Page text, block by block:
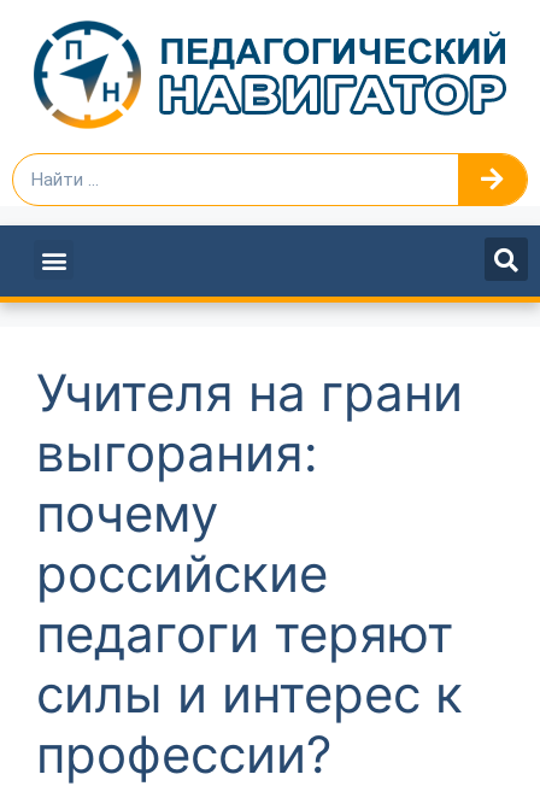
Учителя на грани
выгорания:
почему
российские
педагоги теряют
силы и интерес к
профессии?